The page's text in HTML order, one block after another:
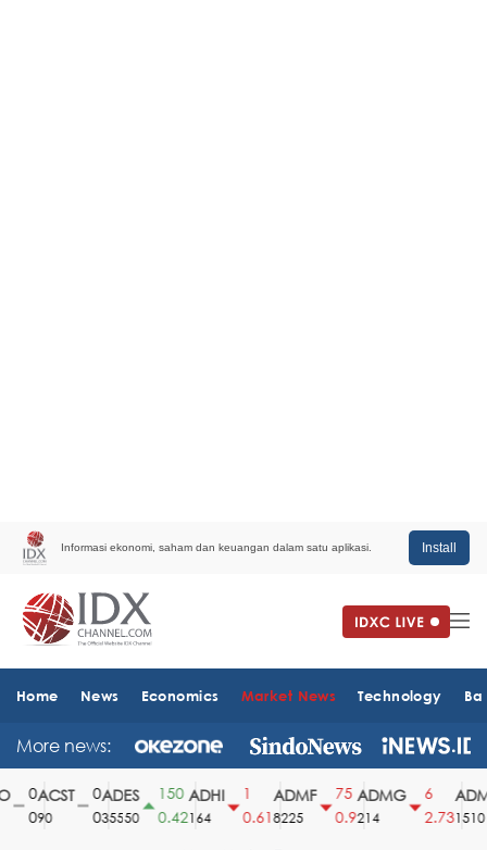
Informasi ekonomi, saham dan keuangan dalam satu aplikasi. Install
Home News Economics Market News Technology
More news:
ACST
90
ADES
35550
150
0.42
ADHI
164
0.61
ADMF
8225
75
0.9
ADMG
214
2.73
ADMR
1510